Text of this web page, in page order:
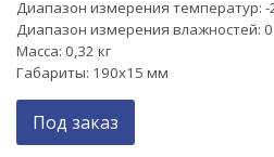
Диапазон измерения температур: -
Диапазон измерения влажностей: 0
Масса: 0,32 кг
Габариты: 190х15 мм
Под заказ